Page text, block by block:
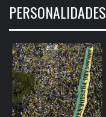
PERSONALIDADES